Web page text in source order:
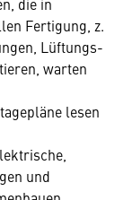
die in
Fertigung, z.
Lüftungs-
warten
lesen
und